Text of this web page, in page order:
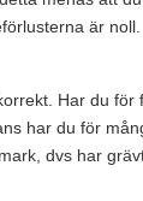
är
Har du för
har du för
dvs har